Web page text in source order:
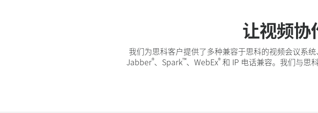
让视频协
我们为思科客户提供了多种兼容于思科的视频会议系
Jabber®、Spark™、WebEx®和 IP 电话兼容。我们与思